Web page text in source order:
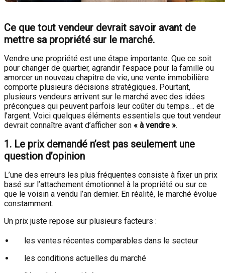
Ce que tout vendeur devrait savoir avant de
mettre sa propriété sur le marché.
Vendre une propriété est une étape importante. Que ce soit
pour changer de quartier, agrandir l’espace pour la famille ou
amorcer un nouveau chapitre de vie, une vente immobilière
comporte plusieurs décisions stratégiques. Pourtant,
plusieurs vendeurs arrivent sur le marché avec des idées
préconçues qui peuvent parfois leur coûter du temps… et de
l’argent. Voici quelques éléments essentiels que tout vendeur
devrait connaître avant d’afficher son « à vendre ».
1. Le prix demandé n’est pas seulement une
question d’opinion
L’une des erreurs les plus fréquentes consiste à fixer un prix
basé sur l’attachement émotionnel à la propriété ou sur ce
que le voisin a vendu l’an dernier. En réalité, le marché évolue
constamment.
Un prix juste repose sur plusieurs facteurs :
les ventes récentes comparables dans le secteur
les conditions actuelles du marché